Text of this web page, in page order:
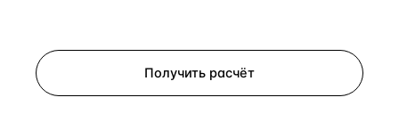
Получить расчёт